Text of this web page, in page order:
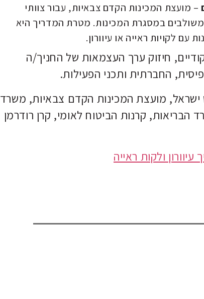
– מועצת המכינות הקדם צבאיות, עבור צוותי
במסגרת המכינות. מטרת המדריך היא
עם לקויות ראייה או עיוורון.
חיזוק ערך העצמאות של החניך/ה
החברתית ותכני הפעילות.
ישראל, מועצת המכינות הקדם צבאיות, משרד
קרנות הביטוח לאומי, קרן רודרמן
ולקות ראייה